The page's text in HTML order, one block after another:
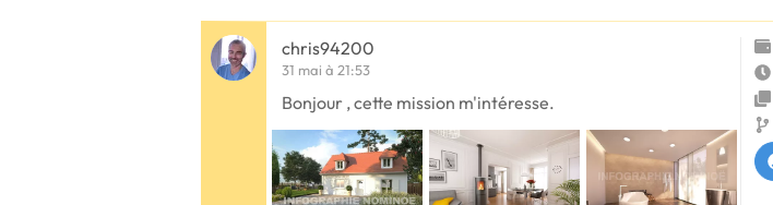
chris94200
31 mai à 21:53
Bonjour , cette mission m'intéresse.